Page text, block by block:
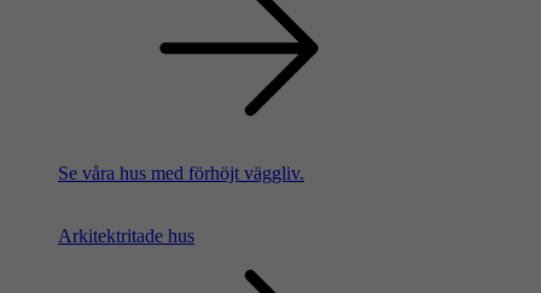
Se våra hus med förhöjt väggliv.
Arkitektritade hus